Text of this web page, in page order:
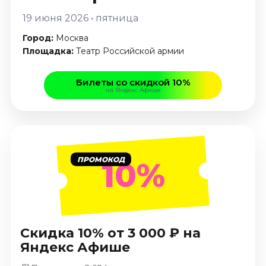
Август 2026
Октябрь 2026
Ноябрь 2026
Август 2026
Сентябрь 2026
Октябрь 2026
Декабрь 2026
Январь 2027
Экскурсии
19 июня 2026 • пятница
Город: Москва
Площадка: Театр Российской армии
Билеты со скидкой 10%
на Яндекс Афише
ПРОМОКОД10%
Скидка 10% от 3 000 ₽ на
Яндекс Афише